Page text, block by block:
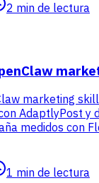
2 min de lectura
marketing
AdaptlyPost y
medidos con
1 min de lectura